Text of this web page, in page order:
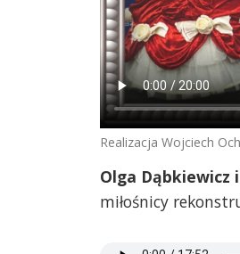
Realizacja Wojciech
Olga Dąbkiewicz
miłośnicy